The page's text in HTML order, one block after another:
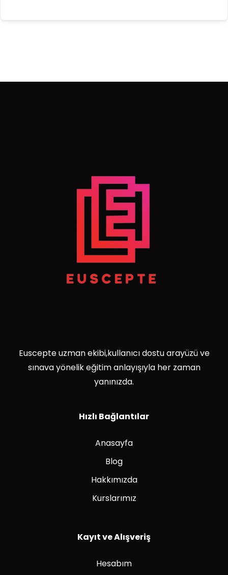
Euscepte uzman ekibi,kullanıcı dostu arayüzü ve
sınava yönelik eğitim anlayışıyla her zaman
yanınızda.
Hızlı Bağlantılar
Anasayfa
Blog
Hakkımızda
Kurslarımız
Kayıt ve Alışveriş
Hesabım